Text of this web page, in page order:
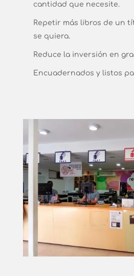
cantidad que necesite.
Repetir más libros de un
se quiera.
Reduce la inversión en
Encuadernados y listos